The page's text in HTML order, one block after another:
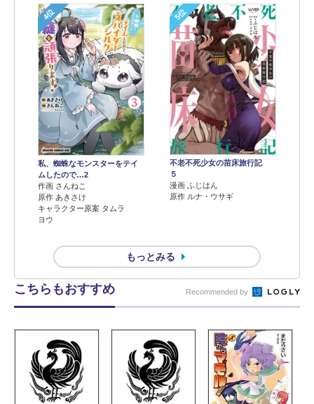
4位
私、蜘蛛なモンスターをテイ
ムしたので…2
作画 さんねこ
原作 あきさけ
キャラクター原案 タムラ
ヨウ
5位
不老不死少女の苗床旅行記
５
漫画 ふじはん
原作 ルナ・ウサギ
もっとみる
こちらもおすすめ Recommended by